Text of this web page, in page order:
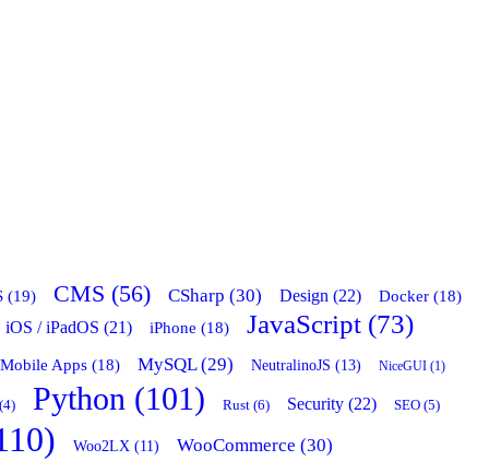
(19) CMS (56) CSharp (30) Design (22) Docker (18)
iOS / iPadOS (21) iPhone (18) JavaScript (73)
Mobile Apps (18) MySQL (29) NeutralinoJS (13) NiceGUI (1)
Python (101) Rust (6) Security (22) SEO (5)
Woo2LX (11) WooCommerce (30)